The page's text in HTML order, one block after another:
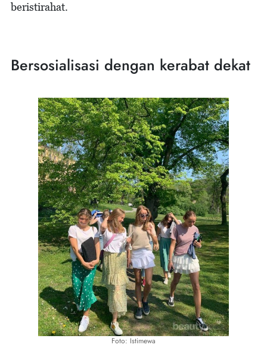
beristirahat.
Bersosialisasi dengan kerabat dekat
Foto: Istimewa